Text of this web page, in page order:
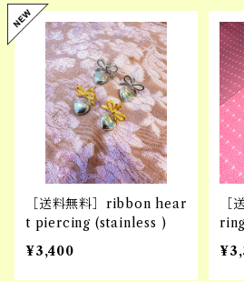
［送料無料］ribbon hear
t piercing (stainless )
¥3,400